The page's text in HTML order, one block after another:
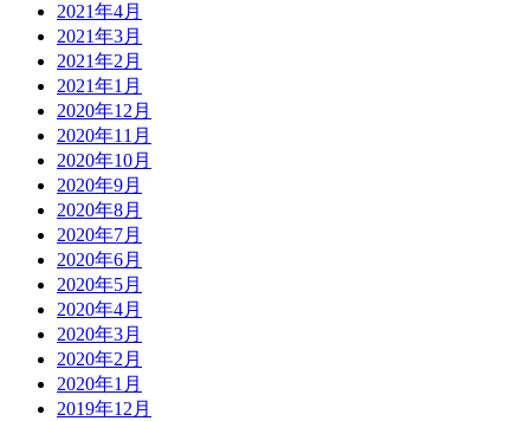
2021年4月
2021年3月
2021年2月
2021年1月
2020年12月
2020年11月
2020年10月
2020年9月
2020年8月
2020年7月
2020年6月
2020年5月
2020年4月
2020年3月
2020年2月
2020年1月
2019年12月